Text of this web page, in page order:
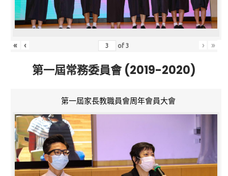
« ‹ of3 › »
第一屆常務委員會 (2019-2020)
第一屆家長教職員會周年會員大會